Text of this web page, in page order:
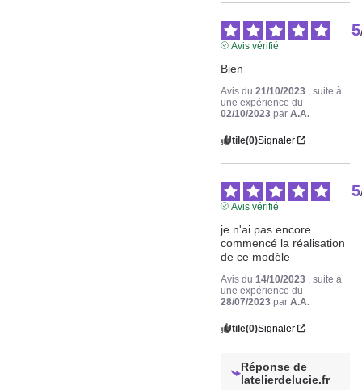
5
Avis vérifié
Bien
Avis du21/10/2023
, suite à
une expérience du
02/10/2023 parA.A.
Utile(0)Signaler
5
Avis vérifié
je n'ai pas encore
commencé la réalisation
de ce modèle
Avis du 14/10/2023
, suite à
une expérience du
28/07/2023 parA.A.
Utile(0)Signaler
Réponse de
latelierdelucie.fr